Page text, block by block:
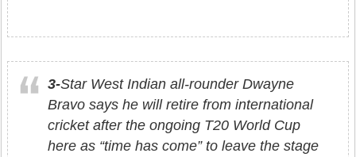
3-Star West Indian all-rounder Dwayne
Bravo says he will retire from international
cricket after the ongoing T20 World Cup
here as “time has come” to leave the stage